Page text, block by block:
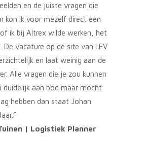
en de juiste vragen die
kon ik voor mezelf direct een
ik bij Altrex wilde werken, het
De vacature op de site van LEV
en laat weinig aan de
Alle vragen die je zou kunnen
duidelijk aan bod maar mocht
hebben dan staat Johan
| Logistiek Planner